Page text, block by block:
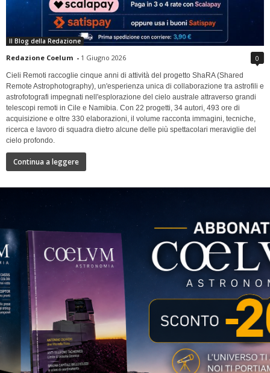
Il Blog della Redazione
Redazione Coelum - 1 Giugno 2026 0
Cieli Remoti raccoglie cinque anni di attività del progetto ShaRA (Shared
Remote Astrophotography), un'esperienza unica di collaborazione tra astrofili e
astrofotografi impegnati nell'esplorazione del cielo australe attraverso grandi
telescopi remoti in Cile e Namibia. Con 22 progetti, 34 autori, 493 ore di
acquisizione e oltre 330 elaborazioni, il volume racconta immagini, tecniche,
ricerca e lavoro di squadra dietro alcune delle più spettacolari meraviglie del
cielo profondo.
Continua a leggere